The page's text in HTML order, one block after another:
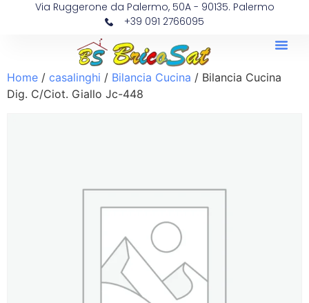
Via Ruggerone da Palermo, 50A - 90135. Palermo
+39 091 2766095
Home / casalinghi / Bilancia Cucina / Bilancia Cucina
Dig. C/Ciot. Giallo Jc-448